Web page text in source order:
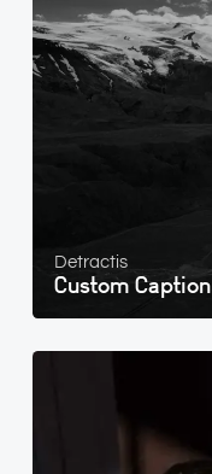
Detractis
Custom Caption